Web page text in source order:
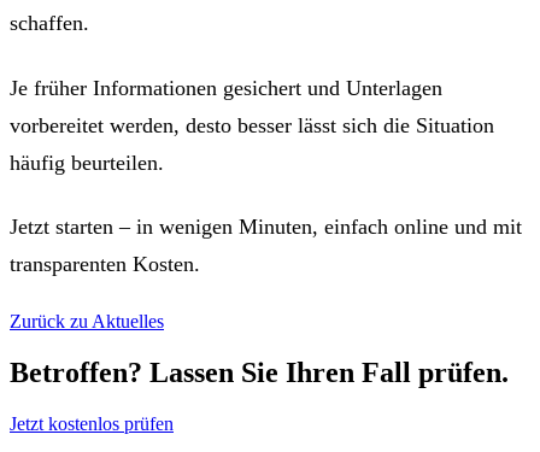
schaffen.
Je früher Informationen gesichert und Unterlagen
vorbereitet werden, desto besser lässt sich die Situation
häufig beurteilen.
Jetzt starten – in wenigen Minuten, einfach online und mit
transparenten Kosten.
Zurück zu Aktuelles
Betroffen? Lassen Sie Ihren Fall prüfen.
Jetzt kostenlos prüfen